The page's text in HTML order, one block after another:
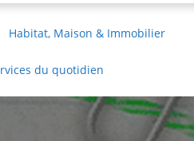
Habitat, Maison & Immobilier
du quotidien